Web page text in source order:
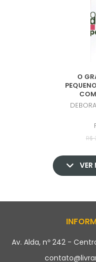
O
R$
VER
Av. Alda, nº 242 -